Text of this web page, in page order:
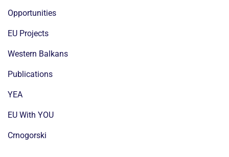
Opportunities
EU Projects
Western Balkans
Publications
YEA
EU With YOU
Crnogorski